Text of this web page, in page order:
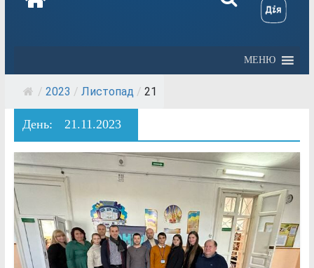
МЕНЮ
/ 2023 / Листопад / 21
День: 21.11.2023